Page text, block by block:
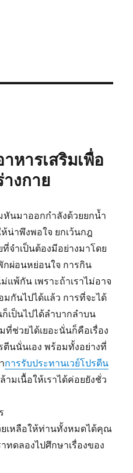
หารเสริมเพื่อ
งกาย
หันมาออกกำลังด้วยยกน้ำ
น่าพึงพอใจ ยกเว้นกฎ
จำเป็นต้องมีอย่างมาโดย
กผ่อนหย่อนใจ การกิน
แพ้กัน เพราะถ้าเราไม่อาจ
กันไปได้แล้ว การที่จะได้
เป็นไปได้ลำบากลำบน
ที่ช่วยได้เยอะนั่นก็คือเรื่อง
ตีนนั่นเอง พร้อมทั้งอย่างที่
การรับประทานเวย์โปรตีน
ามเนื้อให้เราได้ค่อยยังชั่ว
ยเหลือให้ท่านทั้งหมดได้คุณ
ทดลองไปศึกษาเรื่องของ